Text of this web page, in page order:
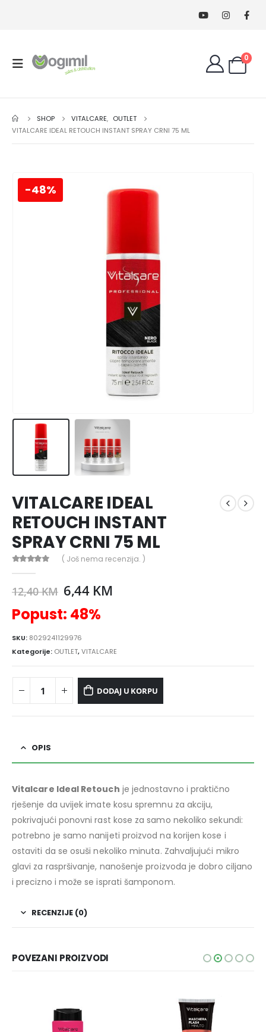
0
SHOP VITALCARE, OUTLET
VITALCARE IDEAL RETOUCH INSTANT SPRAY CRNI 75 ML
-48%
VITALCARE IDEAL
RETOUCH INSTANT
SPRAY CRNI 75 ML
( Još nema recenzija. )
12,40KM 6,44 KM
Popust: 48%
SKU: 8029241129976
Kategorije: OUTLET,VITALCARE
DODAJ U KORPU
OPIS
Vitalcare Ideal Retouch je jednostavno i praktično
rješenje da uvijek imate kosu spremnu za akciju,
pokrivajući ponovni rast kose za samo nekoliko sekundi:
potrebno je samo nanijeti proizvod na korijen kose i
ostaviti da se osuši nekoliko minuta. Zahvaljujući mikro
glavi za raspršivanje, nanošenje proizvoda je dobro ciljano
i precizno i može se isprati šamponom.
RECENZIJE (0)
POVEZANI PROIZVODI